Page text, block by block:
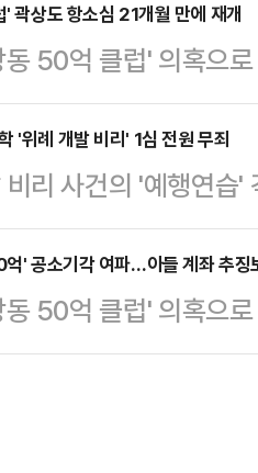
송을 냈으나 1심에서
17일 전의 이씨 진성
사와, 이들이 실소유
소송에서 원고 패소
진하던 시행사 '씨세
면서…
곽상도 항소심 21개월 만에 재개
50억 클럽' 의혹으
원의 항소심 재판이
사)는 14일 곽 전 의
판준비기일을 열었
의 입장을 확인하고
피고인이 직접 출석할
의원은 2021년 4월
'위례 개발 비리' 1심 전원 무죄
리 사건의 '예행연습
전원에게 무죄를 선
독 이춘근 부장판사
도시개발공사 기획
대표 주지형씨, 위
' 공소기각 여파…아들 계좌 추징
50억 클럽' 의혹으
원의 아들 병채씨의